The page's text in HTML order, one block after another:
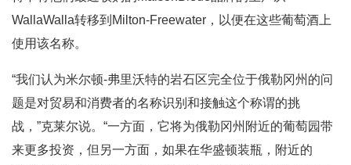
WallaWalla转移到Milton-Freewater，以便在这些葡萄酒上
使用该名称。
“我们认为米尔顿-弗里沃特的岩石区完全位于俄勒冈州的问
题是对贸易和消费者的名称识别和接触这个称谓的挑
战，”克莱尔说。“一方面，它将为俄勒冈州附近的葡萄园带
来更多投资，但另一方面，如果在华盛顿装瓶，附近的